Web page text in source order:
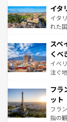
イタ
イタ
れた国
ろん
景な
ピザ
でき
なお
しい。
スペ
くべ
イベ
注ぐ
文化
れる
る。
アー
フラ
ット
フラ
指の